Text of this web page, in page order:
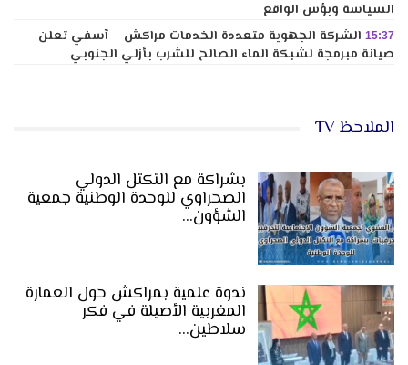
السياسة وبؤس الواقع
15:37 الشركة الجهوية متعددة الخدمات مراكش – آسفي تعلن
صيانة مبرمجة لشبكة الماء الصالح للشرب بأزلي الجنوبي
الملاحظ TV
بشراكة مع التكتل الدولي
الصحراوي للوحدة الوطنية جمعية
الشؤون…
ندوة علمية بمراكش حول العمارة
المغربية الأصيلة في فكر
سلاطين…